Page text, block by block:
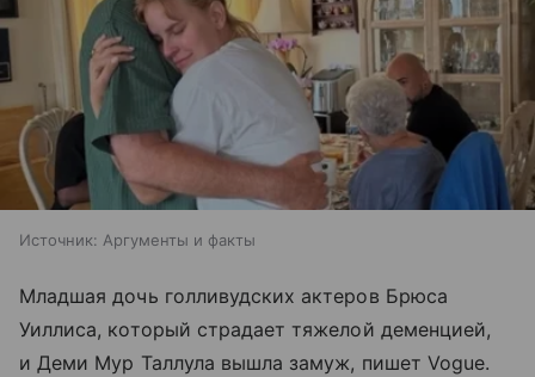
Источник: Аргументы и факты
Младшая дочь голливудских актеров Брюса
Уиллиса, который страдает тяжелой деменцией,
и Деми Мур Таллула вышла замуж, пишет Vogue.